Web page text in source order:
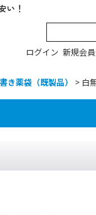
い！
ログイン 新規会
き薬袋（既製品） > 白